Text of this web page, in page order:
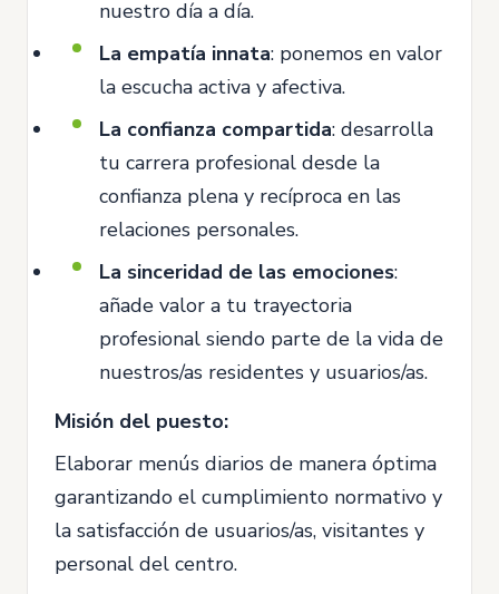
nuestro día a día.
La empatía innata: ponemos en valor
la escucha activa y afectiva.
La confianza compartida: desarrolla
tu carrera profesional desde la
confianza plena y recíproca en las
relaciones personales.
La sinceridad de las emociones:
añade valor a tu trayectoria
profesional siendo parte de la vida de
nuestros/as residentes y usuarios/as.
Misión del puesto:
Elaborar menús diarios de manera óptima
garantizando el cumplimiento normativo y
la satisfacción de usuarios/as, visitantes y
personal del centro.